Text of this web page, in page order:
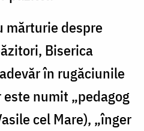
mărturie despre
Biserica
în rugăciunile
numit „pedagog
cel Mare), „înger